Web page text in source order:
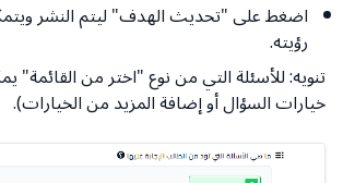
اضغط على "تحديث الهدف" ليتم النشر
رؤيته.
تنويه: للأسئلة التي من نوع "اختر من القائمة"
خيارات السؤال أو إضافة المزيد من الخيارات).